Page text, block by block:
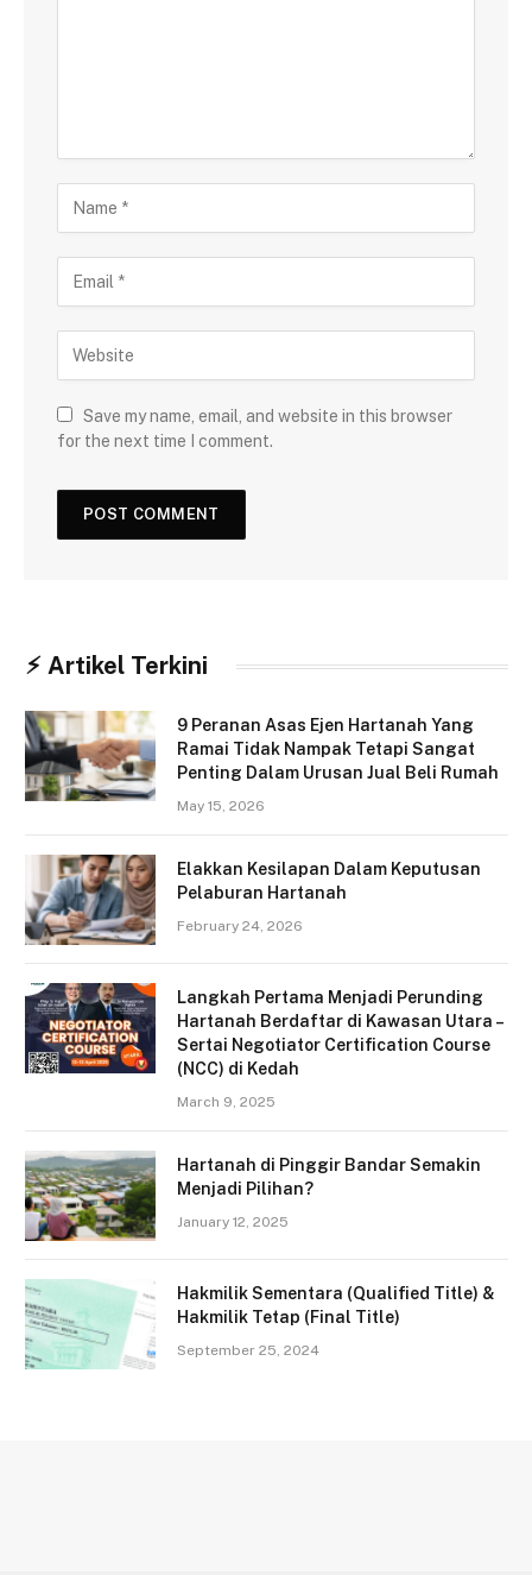
Save my name, email, and website in this browser
for the next time I comment.
⚡︎ Artikel Terkini
9 Peranan Asas Ejen Hartanah Yang
Ramai Tidak Nampak Tetapi Sangat
Penting Dalam Urusan Jual Beli Rumah
May 15, 2026
Elakkan Kesilapan Dalam Keputusan
Pelaburan Hartanah
February 24, 2026
Langkah Pertama Menjadi Perunding
Hartanah Berdaftar di Kawasan Utara –
Sertai Negotiator Certification Course
(NCC) di Kedah
March 9, 2025
Hartanah di Pinggir Bandar Semakin
Menjadi Pilihan?
January 12, 2025
Hakmilik Sementara (Qualified Title) &
Hakmilik Tetap (Final Title)
September 25, 2024